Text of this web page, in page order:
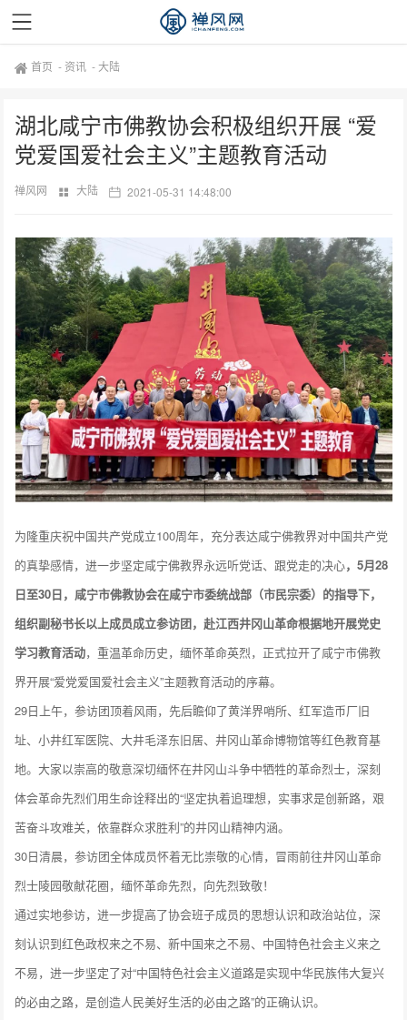
首页 - 资讯 -大陆
湖北咸宁市佛教协会积极组织开展 “爱
党爱国爱社会主义”主题教育活动
禅风网 大陆 2021-05-31 14:48:00
为隆重庆祝中国共产党成立100周年，充分表达咸宁佛教界对中国共产党
的真挚感情，进一步坚定咸宁佛教界永远听党话、跟党走的决心，5月28
日至30日，咸宁市佛教协会在咸宁市委统战部（市民宗委）的指导下，
组织副秘书长以上成员成立参访团，赴江西井冈山革命根据地开展党史
学习教育活动，重温革命历史，缅怀革命英烈，正式拉开了咸宁市佛教
界开展“爱党爱国爱社会主义”主题教育活动的序幕。
29日上午，参访团顶着风雨，先后瞻仰了黄洋界哨所、红军造币厂旧
址、小井红军医院、大井毛泽东旧居、井冈山革命博物馆等红色教育基
地。大家以崇高的敬意深切缅怀在井冈山斗争中牺牲的革命烈士，深刻
体会革命先烈们用生命诠释出的“坚定执着追理想，实事求是创新路，艰
苦奋斗攻难关，依靠群众求胜利”的井冈山精神内涵。
30日清晨，参访团全体成员怀着无比崇敬的心情，冒雨前往井冈山革命
烈士陵园敬献花圈，缅怀革命先烈，向先烈致敬！
通过实地参访，进一步提高了协会班子成员的思想认识和政治站位，深
刻认识到红色政权来之不易、新中国来之不易、中国特色社会主义来之
不易，进一步坚定了对“中国特色社会主义道路是实现中华民族伟大复兴
的必由之路，是创造人民美好生活的必由之路”的正确认识。